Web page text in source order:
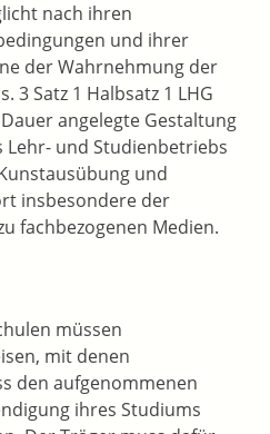
nach ihren
und ihrer
der Wahrnehmung der
3 Satz 1 Halbsatz 1 LHG
angelegte Gestaltung
und Studienbetriebs
und
insbesondere der
fachbezogenen Medien.
müssen
mit denen
den aufgenommenen
ihres Studiums